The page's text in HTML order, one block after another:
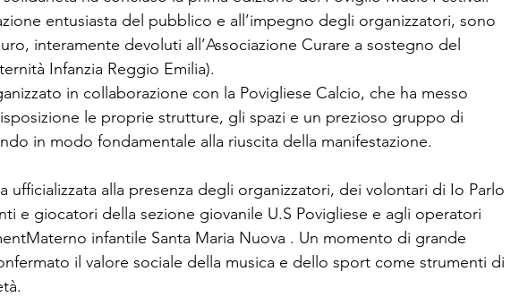
entusiasta del pubblico e all’impegno degli organizzatori, sono
interamente devoluti all’Associazione Curare a sostegno del
Infanzia Reggio Emilia).
in collaborazione con la Povigliese Calcio, che ha messo
le proprie strutture, gli spazi e un prezioso gruppo di
in modo fondamentale alla riuscita della manifestazione.
ufficializzata alla presenza degli organizzatori, dei volontari di Io Parlo
e giocatori della sezione giovanile U.S Povigliese e agli operatori
infantile Santa Maria Nuova . Un momento di grande
il valore sociale della musica e dello sport come strumenti di